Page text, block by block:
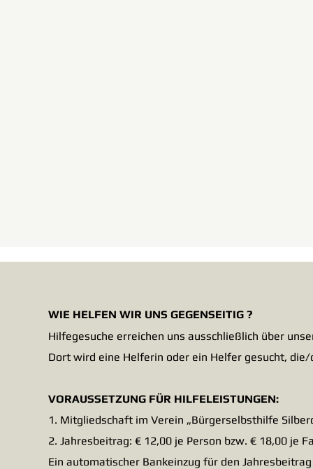
WIE HELFEN WIR UNS GEGENSEITIG ?
Hilfegesuche erreichen uns ausschließlich über
Dort wird eine Helferin oder ein Helfer gesucht,
VORAUSSETZUNG FÜR HILFELEISTUNGEN:
1. Mitgliedschaft im Verein „Bürgerselbsthilfe
2. Jahresbeitrag: € 12,00 je Person bzw. € 18,00 je
Ein automatischer Bankeinzug für den